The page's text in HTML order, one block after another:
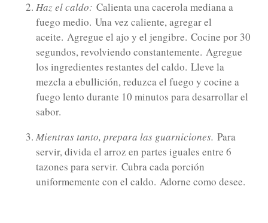
Haz el caldo: Calienta una cacerola mediana a
fuego medio. Una vez caliente, agregar el
aceite. Agregue el ajo y el jengibre. Cocine por 30
segundos, revolviendo constantemente. Agregue
los ingredientes restantes del caldo. Lleve la
mezcla a ebullición, reduzca el fuego y cocine a
fuego lento durante 10 minutos para desarrollar el
sabor.
Mientras tanto, prepara las guarniciones. Para
servir, divida el arroz en partes iguales entre 6
tazones para servir. Cubra cada porción
uniformemente con el caldo. Adorne como desee.